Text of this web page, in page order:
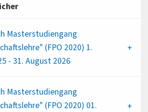
Masterstudiengang
(FPO 2020) 1.
- 31. August 2026
Masterstudiengang
(FPO 2020) 01.